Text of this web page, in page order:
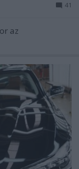
41
az